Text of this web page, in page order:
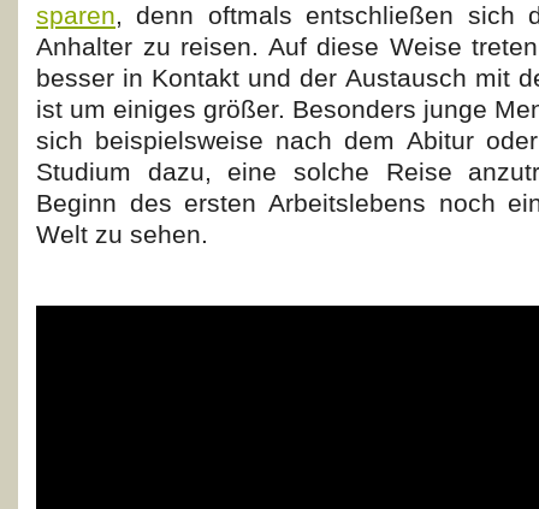
sparen, denn oftmals entschließen sich
Anhalter zu reisen. Auf diese Weise
besser in Kontakt und der Austausch mit
ist um einiges größer. Besonders junge
sich beispielsweise nach dem Abitur
Studium dazu, eine solche Reise
Beginn des ersten Arbeitslebens noch
Welt zu sehen.